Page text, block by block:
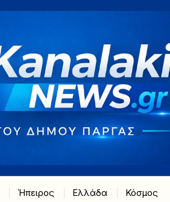
Ήπειρος Ελλάδα Κόσμος